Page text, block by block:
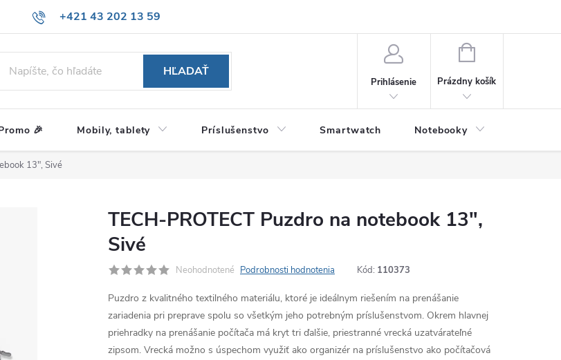
+421 43 202 13 59
HĽADAŤ
Prihlásenie
NÁKUPNÝ
Prázdny košík
🎉 Mobily, tablety Príslušenstvo Smartwatch Notebooky
13", Sivé
TECH-PROTECT Puzdro na notebook 13",
Sivé
Neohodnotené Podrobnosti hodnotenia Kód: 110373
Puzdro z kvalitného textilného materiálu, ktoré je ideálnym riešením na prenášanie
zariadenia pri preprave spolu so všetkým jeho potrebným príslušenstvom. Okrem hlavnej
priehradky na prenášanie počítača má kryt tri ďalšie, priestranné vrecká uzatvárateľné
zipsom. Vrecká možno s úspechom využiť ako organizér na príslušenstvo ako počítačová